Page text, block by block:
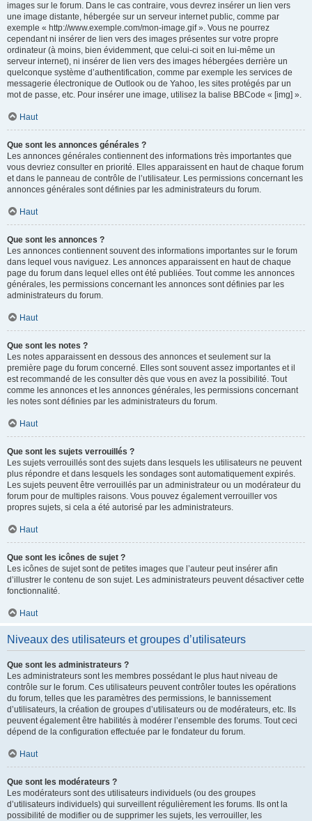
images sur le forum. Dans le cas contraire, vous devrez insérer un lien vers
une image distante, hébergée sur un serveur internet public, comme par
exemple « http://www.exemple.com/mon-image.gif ». Vous ne pourrez
cependant ni insérer de lien vers des images présentes sur votre propre
ordinateur (à moins, bien évidemment, que celui-ci soit en lui-même un
serveur internet), ni insérer de lien vers des images hébergées derrière un
quelconque système d’authentification, comme par exemple les services de
messagerie électronique de Outlook ou de Yahoo, les sites protégés par un
mot de passe, etc. Pour insérer une image, utilisez la balise BBCode « [img] ».
Haut
Que sont les annonces générales ?
Les annonces générales contiennent des informations très importantes que
vous devriez consulter en priorité. Elles apparaissent en haut de chaque forum
et dans le panneau de contrôle de l’utilisateur. Les permissions concernant les
annonces générales sont définies par les administrateurs du forum.
Haut
Que sont les annonces ?
Les annonces contiennent souvent des informations importantes sur le forum
dans lequel vous naviguez. Les annonces apparaissent en haut de chaque
page du forum dans lequel elles ont été publiées. Tout comme les annonces
générales, les permissions concernant les annonces sont définies par les
administrateurs du forum.
Haut
Que sont les notes ?
Les notes apparaissent en dessous des annonces et seulement sur la
première page du forum concerné. Elles sont souvent assez importantes et il
est recommandé de les consulter dès que vous en avez la possibilité. Tout
comme les annonces et les annonces générales, les permissions concernant
les notes sont définies par les administrateurs du forum.
Haut
Que sont les sujets verrouillés ?
Les sujets verrouillés sont des sujets dans lesquels les utilisateurs ne peuvent
plus répondre et dans lesquels les sondages sont automatiquement expirés.
Les sujets peuvent être verrouillés par un administrateur ou un modérateur du
forum pour de multiples raisons. Vous pouvez également verrouiller vos
propres sujets, si cela a été autorisé par les administrateurs.
Haut
Que sont les icônes de sujet ?
Les icônes de sujet sont de petites images que l’auteur peut insérer afin
d’illustrer le contenu de son sujet. Les administrateurs peuvent désactiver cette
fonctionnalité.
Haut
Niveaux des utilisateurs et groupes d’utilisateurs
Que sont les administrateurs ?
Les administrateurs sont les membres possédant le plus haut niveau de
contrôle sur le forum. Ces utilisateurs peuvent contrôler toutes les opérations
du forum, telles que les paramètres des permissions, le bannissement
d’utilisateurs, la création de groupes d’utilisateurs ou de modérateurs, etc. Ils
peuvent également être habilités à modérer l’ensemble des forums. Tout ceci
dépend de la configuration effectuée par le fondateur du forum.
Haut
Que sont les modérateurs ?
Les modérateurs sont des utilisateurs individuels (ou des groupes
d’utilisateurs individuels) qui surveillent régulièrement les forums. Ils ont la
possibilité de modifier ou de supprimer les sujets, les verrouiller, les